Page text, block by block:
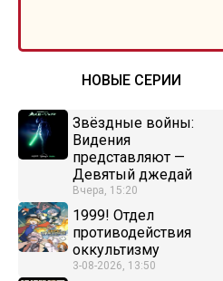
НОВЫЕ СЕРИИ
Звёздные войны:
Видения
представляют —
Девятый джедай
Вчера, 15:20
1999! Отдел
противодействия
оккультизму
3-08-2026, 13:50